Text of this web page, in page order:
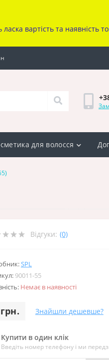
вартість та наявність
для волосся
Відгуки: (0)
SPL
90011-55
Немає в наявності
Знайшли дешевше?
Купити в один клік
Введіть номер телефону і ми